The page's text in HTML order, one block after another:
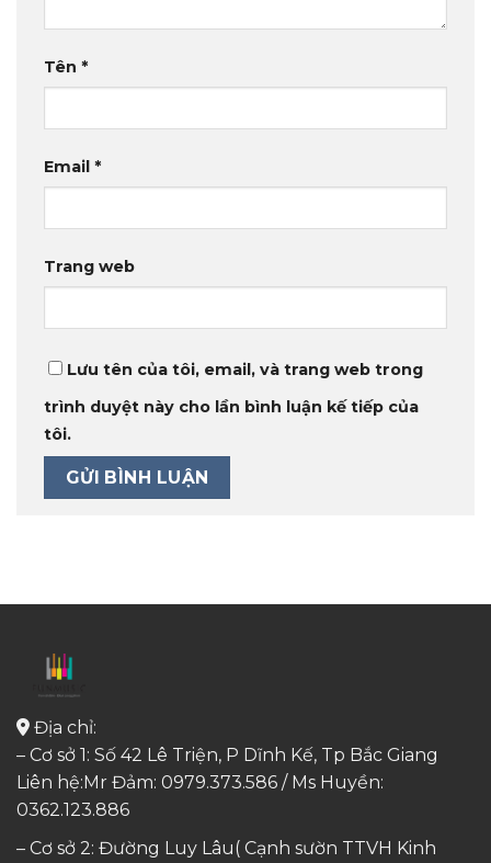
Tên *
Email *
Trang web
Lưu tên của tôi, email, và trang web trong
trình duyệt này cho lần bình luận kế tiếp của
tôi.
Địa chỉ:
– Cơ sở 1: Số 42 Lê Triện, P Dĩnh Kế, Tp Bắc Giang
Liên hệ:Mr Đảm: 0979.373.586 / Ms Huyền:
0362.123.886
– Cơ sở 2: Đường Luy Lâu( Cạnh sườn TTVH Kinh